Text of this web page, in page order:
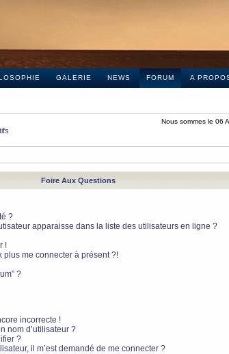
GALERIE NEWS FORUM A
Nous sommes le 06
Foire Aux Questions
?
apparaisse dans la liste des utilisateurs en ligne ?
!
me connecter à présent ?!
?
incorrecte !
nom d’utilisateur ?
?
il m’est demandé de me connecter ?